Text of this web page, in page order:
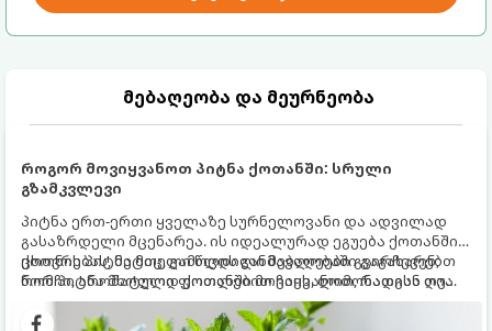
მებაღეობა და მეურნეობა
როგორ მოვიყვანოთ პიტნა ქოთანში: სრული
გზამკვლევი
პიტნა ერთ-ერთი ყველაზე სურნელოვანი და ადვილად
გასაზრდელი მცენარეა. ის იდეალურად ეგუება ქოთანში
ცხოვრებას, მეტიც, გამოცდილი მებაღეები გვირჩევენ,
რომ პიტნა მხოლოდ ქოთანში მოვიყვანოთ, რადგან ღია
გრუნტში (ბაღში) დარგვისას ის ფესვებით ძალიან
სწრაფად ვრცელდება და სხვა მცენარეებს ავიწროებს.
ქოთნის პიტნა მთელი წლის განმავლობაში გაგახარებთ
ნორჩი, არომატული ფოთლებით ჩაის, ლიმონათისა თუ
კერძებისთვის.